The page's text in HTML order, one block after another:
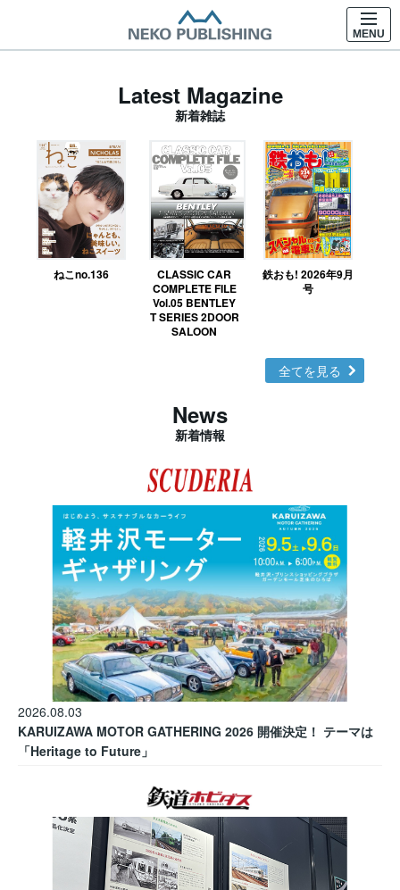
MENU
Latest Magazine
新着雑誌
ねこno.136
CLASSIC CAR
COMPLETE FILE
Vol.05 BENTLEY
T SERIES 2DOOR
SALOON
鉄おも! 2026年9月
号
全てを見る
News
新着情報
2026.08.03
KARUIZAWA MOTOR GATHERING 2026 開催決定！ テーマは
「Heritage to Future」